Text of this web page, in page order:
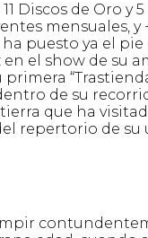
Discos de Oro
mensuales,
puesto ya el
el show de su
de su
que ha
repertorio de su